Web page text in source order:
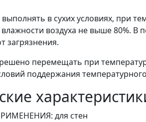
в сухих условиях, при
воздуха не выше 80%.
загрязнения.
перемещать при
поддержания
для стен